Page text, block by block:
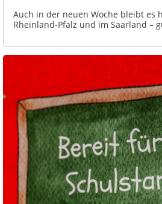
Auch in der neuen Woche bleibt es
Rheinland-Pfalz und im Saarland –